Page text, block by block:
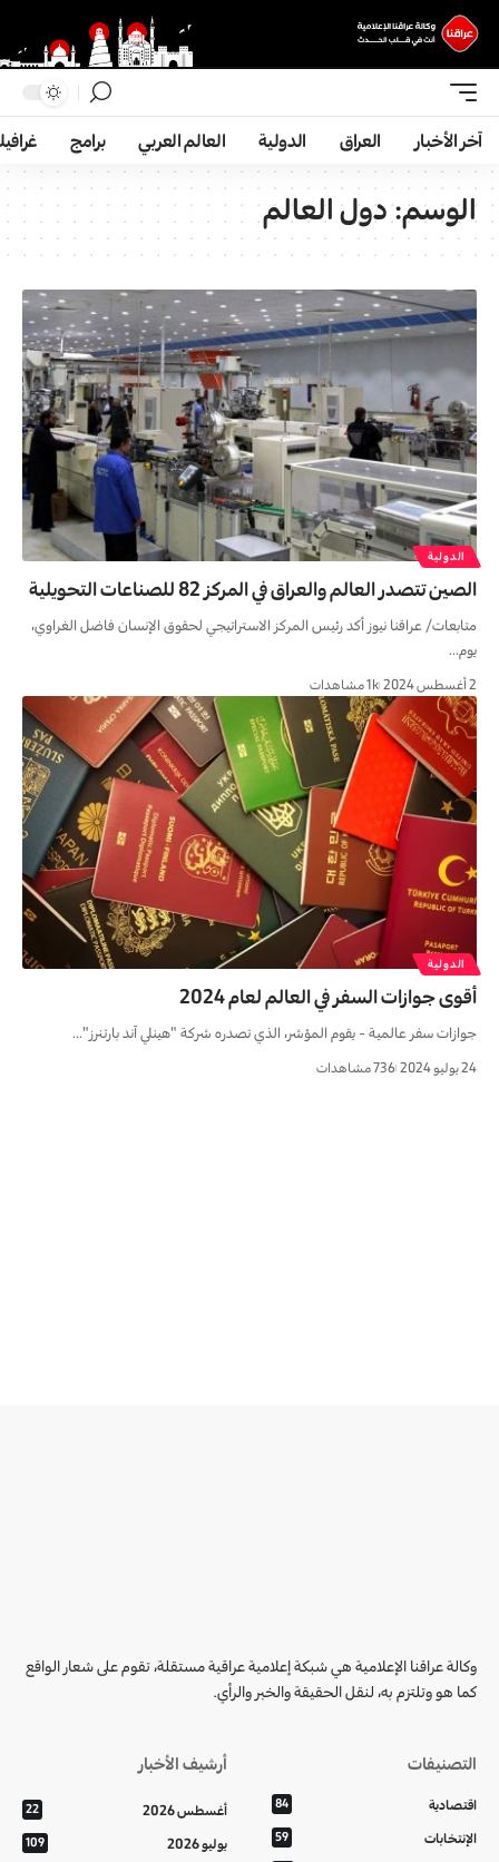
آخر الأخبار العراق الدولية العالم العربي برامج
الوسم:دول العالم
الدولية
الصين تتصدر العالم والعراق في المركز 82 للصناعات التحويلية
متابعات/ عراقنا نيوز أكد رئيس المركز الاستراتيجي لحقوق الإنسان فاضل الغراوي،
يوم…
2 أغسطس 2024 1k مشاهدات
الدولية
أقوى جوازات السفر في العالم لعام 2024
جوازات سفر عالمية - يقوم المؤشر، الذي تصدره شركة "هينلي آند بارتنرز"…
24 يوليو 2024 736 مشاهدات
وكالة عراقنا الإعلامية هي شبكة إعلامية عراقية مستقلة، تقوم على شعار الواقع
كما هو وتلتزم به، لنقل الحقيقة والخبر والرأي.
التصنيفات
اقتصادية 84
الإنتخابات 59
أرشيف الأخبار
أغسطس 2026 22
يوليو 2026 109